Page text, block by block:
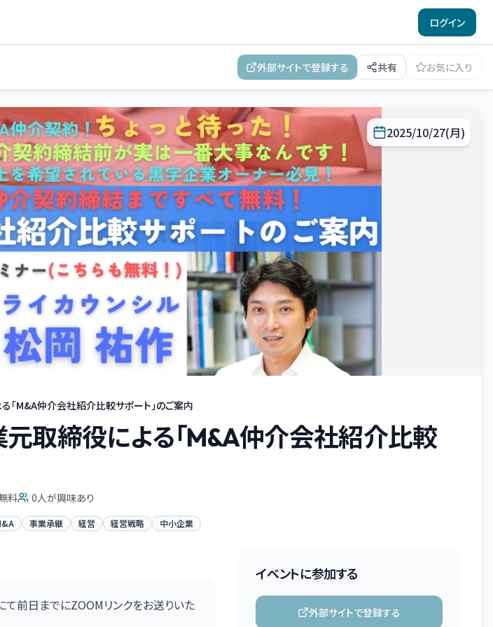
ログイン
外部サイトで登録する 共有 お気に入り
2025/10/27(月)
「M&A仲介会社紹介比較サポート」のご案内
取締役による「M&A仲介会社紹介比較
料 0人が興味あり
事業承継 経営 経営戦略 中小企業
前日までにZOOMリンクをお送りいた
イベントに参加する
外部サイトで登録する